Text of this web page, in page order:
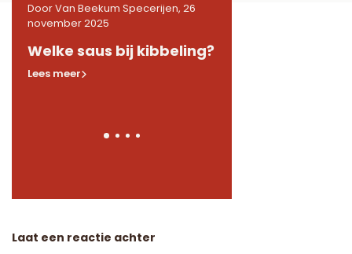
Door Van Beekum Specerijen, 26
november 2025
Welke saus bij kibbeling?
Lees meer
Laat een reactie achter